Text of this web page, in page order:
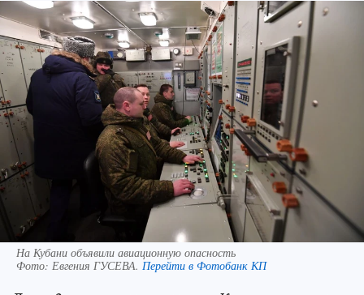
На Кубани объявили авиационную опасность
Фото: Евгения ГУСЕВА. Перейти в Фотобанк КП